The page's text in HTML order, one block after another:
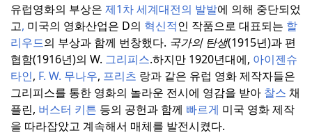
유럽영화의 부상은 제1차 세계대전의 발발에 의해 중단되었
고, 미국의 영화산업은 D의 혁신적인 작품으로 대표되는 할
리우드의 부상과 함께 번창했다. 국가의 탄생(1915년)과 편
협함(1916년)의 W. 그리피스.하지만 1920년대에, 아이젠슈
타인, F. W. 무나우, 프리츠 랑과 같은 유럽 영화 제작자들은
그리피스를 통한 영화의 놀라운 전시에 영감을 받아 찰스 채
플린, 버스터 키튼 등의 공헌과 함께 빠르게 미국 영화 제작
을 따라잡았고 계속해서 매체를 발전시켰다.